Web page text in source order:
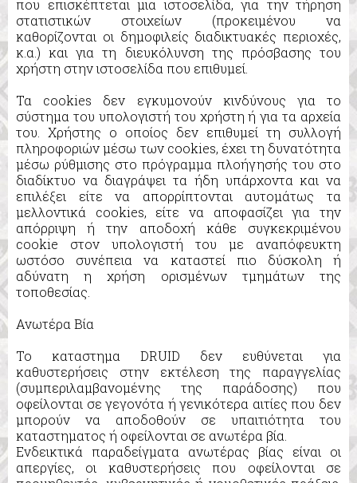
που επισκέπτεται μια ιστοσελίδα, για την τήρηση
στατιστικών στοιχείων (προκειμένου να
καθορίζονται οι δημοφιλείς διαδικτυακές περιοχές,
κ.α.) και για τη διευκόλυνση της πρόσβασης του
χρήστη στην ιστοσελίδα που επιθυμεί.
Τα cookies δεν εγκυμονούν κινδύνους για το
σύστημα του υπολογιστή του χρήστη ή για τα αρχεία
του. Χρήστης ο οποίος δεν επιθυμεί τη συλλογή
πληροφοριών μέσω των cookies, έχει τη δυνατότητα
μέσω ρύθμισης στο πρόγραμμα πλοήγησής του στο
διαδίκτυο να διαγράψει τα ήδη υπάρχοντα και να
επιλέξει είτε να απορρίπτονται αυτομάτως τα
μελλοντικά cookies, είτε να αποφασίζει για την
απόρριψη ή την αποδοχή κάθε συγκεκριμένου
cookie στον υπολογιστή του με αναπόφευκτη
ωστόσο συνέπεια να καταστεί πιο δύσκολη ή
αδύνατη η χρήση ορισμένων τμημάτων της
τοποθεσίας.
Ανωτέρα Βία
Το καταστημα DRUID δεν ευθύνεται για
καθυστερήσεις στην εκτέλεση της παραγγελίας
(συμπεριλαμβανομένης της παράδοσης) που
οφείλονται σε γεγονότα ή γενικότερα αιτίες που δεν
μπορούν να αποδοθούν σε υπαιτιότητα του
καταστηματος ή οφείλονται σε ανωτέρα βία.
Ενδεικτικά παραδείγματα ανωτέρας βίας είναι οι
απεργίες, οι καθυστερήσεις που οφείλονται σε